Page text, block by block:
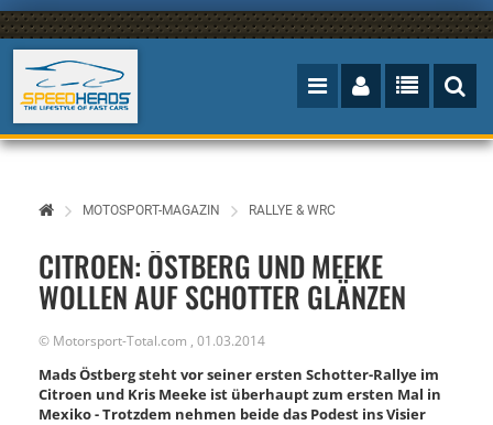
MOTOSPORT-MAGAZIN RALLYE & WRC
CITROEN: ÖSTBERG UND MEEKE
WOLLEN AUF SCHOTTER GLÄNZEN
© Motorsport-Total.com , 01.03.2014
Mads Östberg steht vor seiner ersten Schotter-Rallye im
Citroen und Kris Meeke ist überhaupt zum ersten Mal in
Mexiko - Trotzdem nehmen beide das Podest ins Visier